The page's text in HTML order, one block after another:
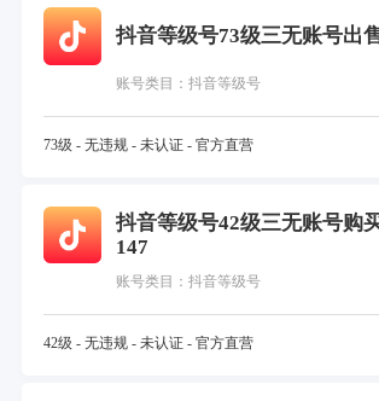
抖音等级号73级三无账号出
账号类目：抖音等级号
73级 - 无违规 - 未认证 - 官方直营
抖音等级号42级三无账号购
147
账号类目：抖音等级号
42级 - 无违规 - 未认证 - 官方直营